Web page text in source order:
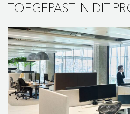
TOEGEPAST IN DIT